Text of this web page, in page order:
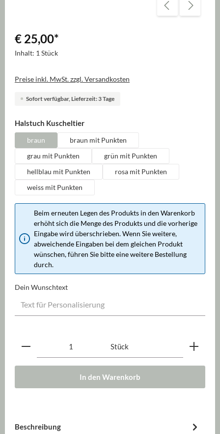
€ 25,00*
Inhalt: 1 Stück
Preise inkl. MwSt. zzgl. Versandkosten
Sofort verfügbar, Lieferzeit: 3 Tage
Halstuch Kuscheltierauswählen
braun
braun mit Punkten
grau mit Punkten
grün mit Punkten
hellblau mit Punkten
rosa mit Punkten
weiss mit Punkten
Beim erneuten Legen des Produkts in den Warenkorb
erhöht sich die Menge des Produkts und die vorherige
Eingabe wird überschrieben. Wenn Sie weitere,
abweichende Eingaben bei dem gleichen Produkt
wünschen, führen Sie bitte eine weitere Bestellung
durch.
Dein Wunschtext
Produkt Anzahl: Gib den gewünschten Wert ein
Stück
In den Warenkorb
Beschreibung